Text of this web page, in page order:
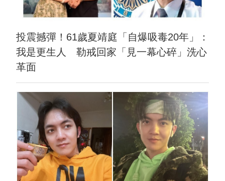
投震撼彈！61歲夏靖庭「自爆吸毒20年」：
我是更生人 勒戒回家「見一幕心碎」洗心
革面